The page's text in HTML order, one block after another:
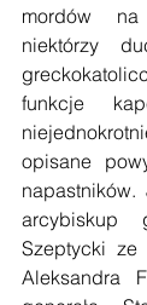
mordów
niektórzy
funkcje
opisane
arcybiskup
Szeptycki ze
Aleksandra